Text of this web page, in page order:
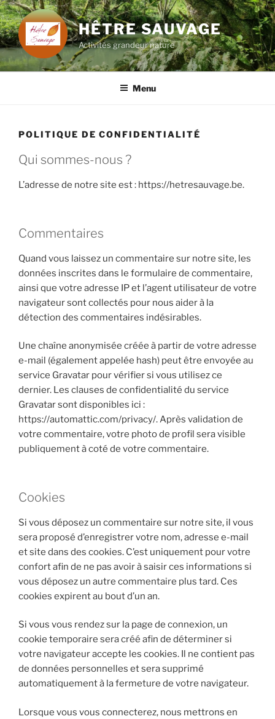
Aller
au
contenu
principal
HÊTRE SAUVAGE
Activités grandeur nature
Menu
POLITIQUE DE CONFIDENTIALITÉ
Qui sommes-nous ?
L’adresse de notre site est : https://hetresauvage.be.
Commentaires
Quand vous laissez un commentaire sur notre site, les
données inscrites dans le formulaire de commentaire,
ainsi que votre adresse IP et l’agent utilisateur de votre
navigateur sont collectés pour nous aider à la
détection des commentaires indésirables.
Une chaîne anonymisée créée à partir de votre adresse
e-mail (également appelée hash) peut être envoyée au
service Gravatar pour vérifier si vous utilisez ce
dernier. Les clauses de confidentialité du service
Gravatar sont disponibles ici :
https://automattic.com/privacy/. Après validation de
votre commentaire, votre photo de profil sera visible
publiquement à coté de votre commentaire.
Cookies
Si vous déposez un commentaire sur notre site, il vous
sera proposé d’enregistrer votre nom, adresse e-mail
et site dans des cookies. C’est uniquement pour votre
confort afin de ne pas avoir à saisir ces informations si
vous déposez un autre commentaire plus tard. Ces
cookies expirent au bout d’un an.
Si vous vous rendez sur la page de connexion, un
cookie temporaire sera créé afin de déterminer si
votre navigateur accepte les cookies. Il ne contient pas
de données personnelles et sera supprimé
automatiquement à la fermeture de votre navigateur.
Lorsque vous vous connecterez, nous mettrons en